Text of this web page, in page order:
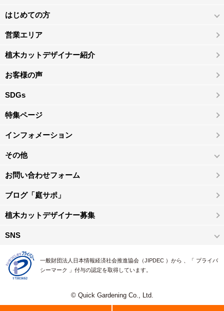
はじめての方
営業エリア
植木カットデザイナー紹介
お客様の声
SDGs
特集ページ
インフォメーション
その他
お問い合わせフォーム
ブログ「庭サポ」
植木カットデザイナー募集
SNS
一般財団法人日本情報経済社会推進協会（JIPDEC ）から 、「 プライバ
シーマーク 」付与の認定を取得しています。
© Quick Gardening Co., Ltd.